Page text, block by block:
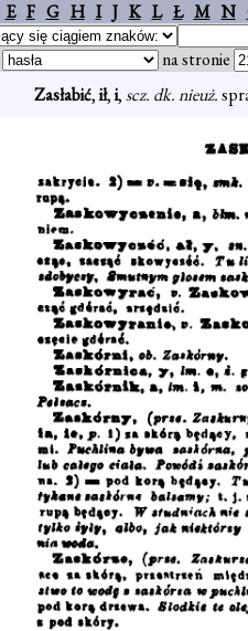
E F G H I J K L Ł M N
na stronie
Zasłabić,ił,i,scz. dk. nieuż.